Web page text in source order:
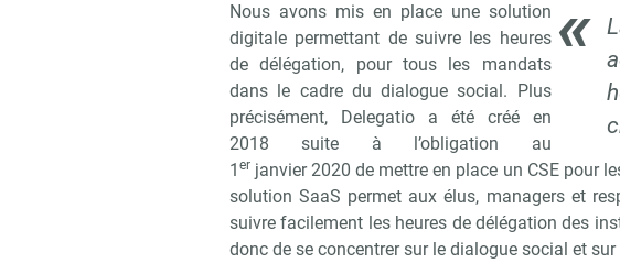
Nous avons mis en place une solution
digitale permettant de suivre les heures
de délégation, pour tous les mandats
dans le cadre du dialogue social. Plus
précisément, Delegatio a été créé en
2018 suite à l’obligation au
1 er janvier 2020 de mettre en place un CSE pour
solution SaaS permet aux élus, managers et
suivre facilement les heures de délégation des
donc de se concentrer sur le dialogue social et